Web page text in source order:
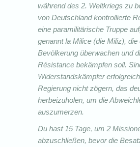
während des 2. Weltkriegs zu
von Deutschland kontrollierte
eine paramilitärische Truppe
genannt la Milice (die Miliz), die
Bevölkerung überwachen und
Résistance bekämpfen soll.
Widerstandskämpfer
Regierung nicht zögern, das
herbeizuholen, um die
auszumerzen.
Du hast 15 Tage, um 2
abzuschließen, bevor die